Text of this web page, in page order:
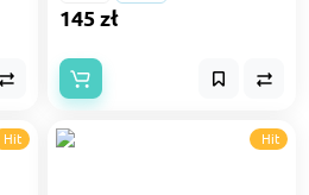
145 zł
Hit Hit